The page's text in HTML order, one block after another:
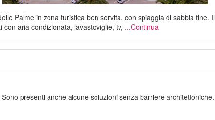
Palme in zona turistica ben servita, con spiaggia di sabbia
aria condizionata, lavastoviglie, tv, ...Continua
presenti anche alcune soluzioni senza barriere architettoniche.